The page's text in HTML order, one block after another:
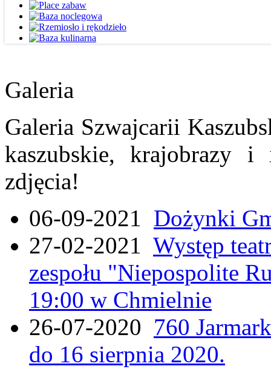
Galeria
Galeria Szwajcarii
kaszubskie, krajobrazy
zdjęcia!
06-09-2021 Dożynki
27-02-2021 Występ
zespołu "Niepospolite
19:00 w Chmielnie
26-07-2020 760
do 16 sierpnia 2020.